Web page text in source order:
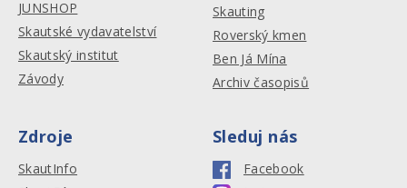
JUNSHOP
Skautské vydavatelství
Skautský institut
Závody
Skauting
Roverský kmen
Ben Já Mína
Archiv časopisů
Zdroje
SkautInfo
Sleduj nás
Facebook